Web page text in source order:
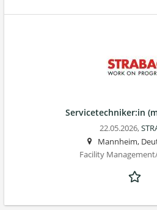
Servicetechniker:in
22.05.2026,
Mannheim,
Facility